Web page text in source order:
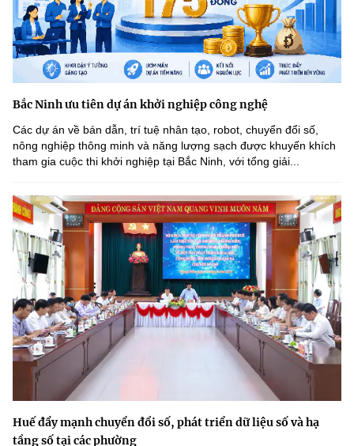
Bắc Ninh ưu tiên dự án khởi nghiệp công nghệ
Các dự án về bán dẫn, trí tuệ nhân tạo, robot, chuyển đổi số,
nông nghiệp thông minh và năng lượng sạch được khuyến khích
tham gia cuộc thi khởi nghiệp tại Bắc Ninh, với tổng giải...
Huế đẩy mạnh chuyển đổi số, phát triển dữ liệu số và hạ
tầng số tại các phường